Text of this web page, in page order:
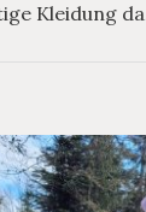
Kleidung